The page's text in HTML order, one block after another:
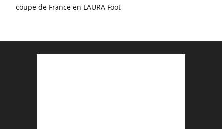
coupe de France en LAURA Foot